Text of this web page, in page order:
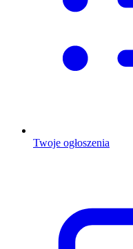
Twoje ogłoszenia